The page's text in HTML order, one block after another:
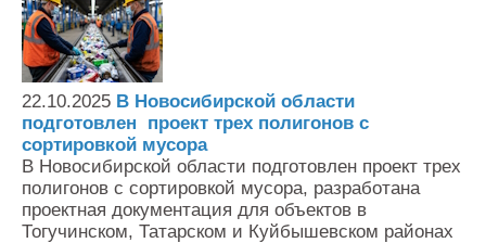
22.10.2025 В Новосибирской области
подготовлен проект трех полигонов с
сортировкой мусора
В Новосибирской области подготовлен проект трех
полигонов с сортировкой мусора, разработана
проектная документация для объектов в
Тогучинском, Татарском и Куйбышевском районах